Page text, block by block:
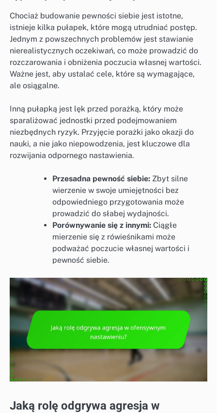
Chociaż budowanie pewności siebie jest istotne,
istnieje kilka pułapek, które mogą utrudniać postęp.
Jednym z powszechnych problemów jest stawianie
nierealistycznych oczekiwań, co może prowadzić do
rozczarowania i obniżenia poczucia własnej wartości.
Ważne jest, aby ustalać cele, które są wymagające,
ale osiągalne.
Inną pułapką jest lęk przed porażką, który może
sparaliżować jednostki przed podejmowaniem
niezbędnych ryzyk. Przyjęcie porażki jako okazji do
nauki, a nie jako niepowodzenia, jest kluczowe dla
rozwijania odpornego nastawienia.
Przesadna pewność siebie: Zbyt silne
wierzenie w swoje umiejętności bez
odpowiedniego przygotowania może
prowadzić do słabej wydajności.
Porównywanie się z innymi: Ciągłe
mierzenie się z rówieśnikami może
podważać poczucie własnej wartości i
pewność siebie.
Jaką rolę odgrywa agresja w